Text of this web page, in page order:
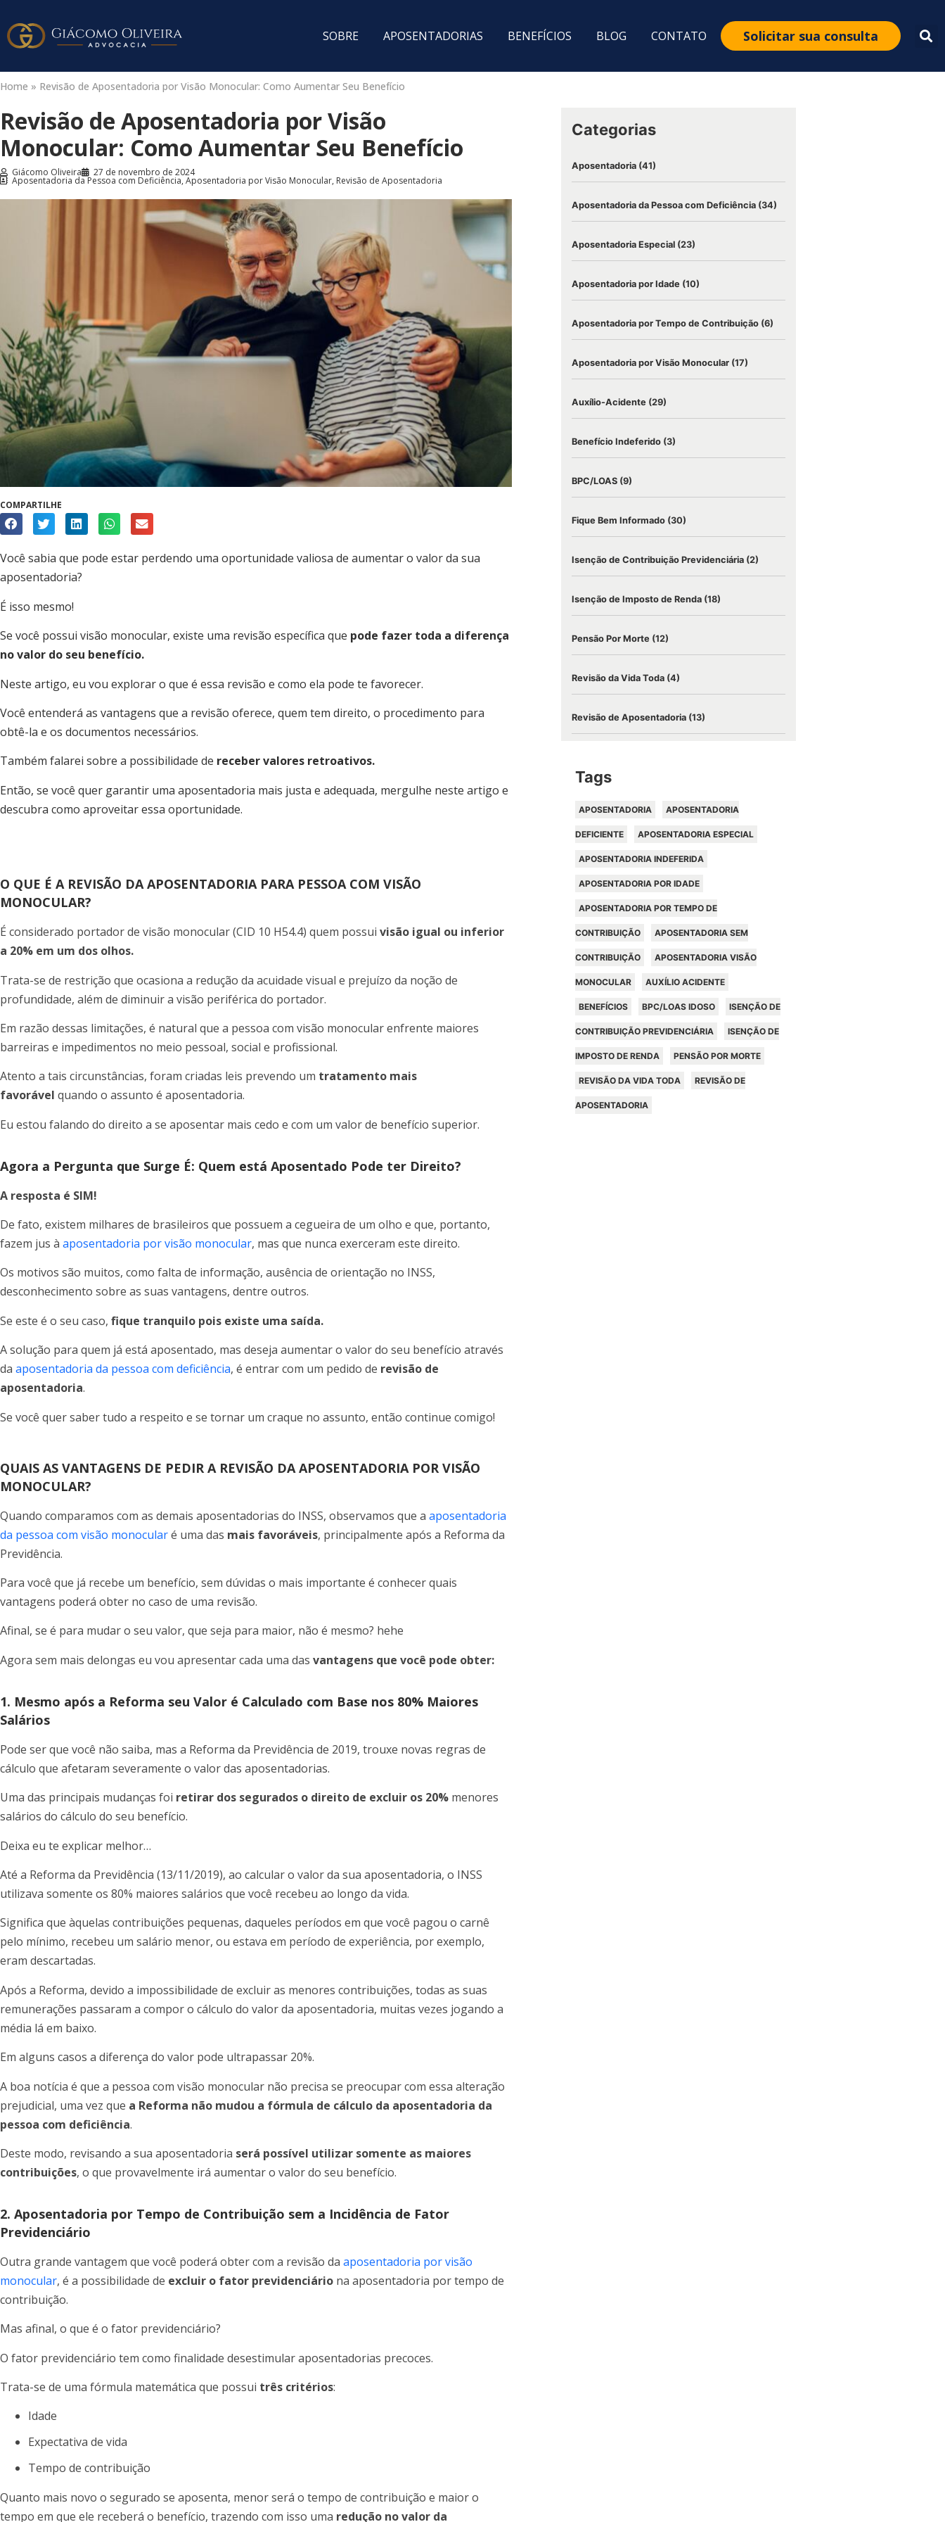
SOBRE APOSENTADORIAS BENEFÍCIOS BLOG CONTATO Solicitar sua consulta
Home » Revisão de Aposentadoria por Visão Monocular: Como Aumentar Seu Benefício
Revisão de Aposentadoria por Visão
Monocular: Como Aumentar Seu Benefício
Giácomo Oliveira 27 de novembro de 2024
Aposentadoria da Pessoa com Deficiência, Aposentadoria por Visão Monocular, Revisão de Aposentadoria
COMPARTILHE
Você sabia que pode estar perdendo uma oportunidade valiosa de aumentar o valor da sua
aposentadoria?
É isso mesmo!
Se você possui visão monocular, existe uma revisão específica que pode fazer toda a diferença
no valor do seu benefício.
Neste artigo, eu vou explorar o que é essa revisão e como ela pode te favorecer.
Você entenderá as vantagens que a revisão oferece, quem tem direito, o procedimento para
obtê-la e os documentos necessários.
Também falarei sobre a possibilidade de receber valores retroativos.
Então, se você quer garantir uma aposentadoria mais justa e adequada, mergulhe neste artigo e
descubra como aproveitar essa oportunidade.
O QUE É A REVISÃO DA APOSENTADORIA PARA PESSOA COM VISÃO
MONOCULAR?
É considerado portador de visão monocular (CID 10 H54.4) quem possui visão igual ou inferior
a 20% em um dos olhos.
Trata-se de restrição que ocasiona a redução da acuidade visual e prejuízo da noção de
profundidade, além de diminuir a visão periférica do portador.
Em razão dessas limitações, é natural que a pessoa com visão monocular enfrente maiores
barreiras e impedimentos no meio pessoal, social e profissional.
Atento a tais circunstâncias, foram criadas leis prevendo um tratamento mais
favorável quando o assunto é aposentadoria.
Eu estou falando do direito a se aposentar mais cedo e com um valor de benefício superior.
Agora a Pergunta que Surge É: Quem está Aposentado Pode ter Direito?
A resposta é SIM!
De fato, existem milhares de brasileiros que possuem a cegueira de um olho e que, portanto,
fazem jus à aposentadoria por visão monocular, mas que nunca exerceram este direito.
Os motivos são muitos, como falta de informação, ausência de orientação no INSS,
desconhecimento sobre as suas vantagens, dentre outros.
Se este é o seu caso, fique tranquilo pois existe uma saída.
A solução para quem já está aposentado, mas deseja aumentar o valor do seu benefício através
da aposentadoria da pessoa com deficiência, é entrar com um pedido de revisão de
aposentadoria.
Se você quer saber tudo a respeito e se tornar um craque no assunto, então continue comigo!
QUAIS AS VANTAGENS DE PEDIR A REVISÃO DA APOSENTADORIA POR VISÃO
MONOCULAR?
Quando comparamos com as demais aposentadorias do INSS, observamos que a aposentadoria
da pessoa com visão monocularé uma das mais favoráveis, principalmente após a Reforma da
Previdência.
Para você que já recebe um benefício, sem dúvidas o mais importante é conhecer quais
vantagens poderá obter no caso de uma revisão.
Afinal, se é para mudar o seu valor, que seja para maior, não é mesmo? hehe
Agora sem mais delongas eu vou apresentar cada uma das vantagens que você pode obter:
1. Mesmo após a Reforma seu Valor é Calculado com Base nos 80% Maiores
Salários
Pode ser que você não saiba, mas a Reforma da Previdência de 2019, trouxe novas regras de
cálculo que afetaram severamente o valor das aposentadorias.
Uma das principais mudanças foi retirar dos segurados o direito de excluir os 20% menores
salários do cálculo do seu benefício.
Deixa eu te explicar melhor…
Até a Reforma da Previdência (13/11/2019), ao calcular o valor da sua aposentadoria, o INSS
utilizava somente os 80% maiores salários que você recebeu ao longo da vida.
Significa que àquelas contribuições pequenas, daqueles períodos em que você pagou o carnê
pelo mínimo, recebeu um salário menor, ou estava em período de experiência, por exemplo,
eram descartadas.
Após a Reforma, devido a impossibilidade de excluir as menores contribuições, todas as suas
remunerações passaram a compor o cálculo do valor da aposentadoria, muitas vezes jogando a
média lá em baixo.
Em alguns casos a diferença do valor pode ultrapassar 20%.
A boa notícia é que a pessoa com visão monocular não precisa se preocupar com essa alteração
prejudicial, uma vez que a Reforma não mudou a fórmula de cálculo da aposentadoria da
pessoa com deficiência.
Deste modo, revisando a sua aposentadoria será possível utilizar somente as maiores
contribuições, o que provavelmente irá aumentar o valor do seu benefício.
2. Aposentadoria por Tempo de Contribuição sem a Incidência de Fator
Previdenciário
Outra grande vantagem que você poderá obter com a revisão da aposentadoria por visão
monocular, é a possibilidade de excluir o fator previdenciário na aposentadoria por tempo de
contribuição.
Mas afinal, o que é o fator previdenciário?
O fator previdenciário tem como finalidade desestimular aposentadorias precoces.
Trata-se de uma fórmula matemática que possui três critérios:
Idade
Expectativa de vida
Tempo de contribuição
Quanto mais novo o segurado se aposenta, menor será o tempo de contribuição e maior o
tempo em que ele receberá o benefício, trazendo com isso uma redução no valor da
Categorias
Aposentadoria (41)
Aposentadoria da Pessoa com Deficiência (34)
Aposentadoria Especial (23)
Aposentadoria por Idade (10)
Aposentadoria por Tempo de Contribuição (6)
Aposentadoria por Visão Monocular (17)
Auxílio-Acidente (29)
Benefício Indeferido (3)
BPC/LOAS (9)
Fique Bem Informado (30)
Isenção de Contribuição Previdenciária (2)
Isenção de Imposto de Renda (18)
Pensão Por Morte (12)
Revisão da Vida Toda (4)
Revisão de Aposentadoria (13)
Tags
APOSENTADORIA APOSENTADORIA
DEFICIENTE APOSENTADORIA ESPECIAL
APOSENTADORIA INDEFERIDA
APOSENTADORIA POR IDADE
APOSENTADORIA POR TEMPO DE
CONTRIBUIÇÃO APOSENTADORIA SEM
CONTRIBUIÇÃO APOSENTADORIA VISÃO
MONOCULAR AUXÍLIO ACIDENTE
BENEFÍCIOS BPC/LOAS IDOSO ISENÇÃO DE
CONTRIBUIÇÃO PREVIDENCIÁRIA ISENÇÃO DE
IMPOSTO DE RENDA PENSÃO POR MORTE
REVISÃO DA VIDA TODA REVISÃO DE
APOSENTADORIA